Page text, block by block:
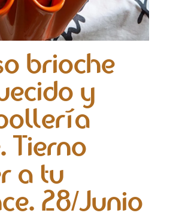
brioche
y
Tierno
a tu
28/Junio